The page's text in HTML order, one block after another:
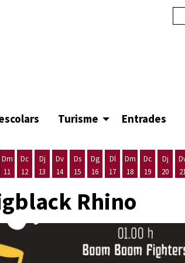
Turisme Entrades
Dm
11
Dc
12
Dj
13
Dv
14
Ds
15
Dg
16
Dl
17
Dm
18
Dc
19
Dj
20
Rhino